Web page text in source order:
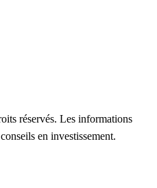
réservés. Les informations
en investissement.